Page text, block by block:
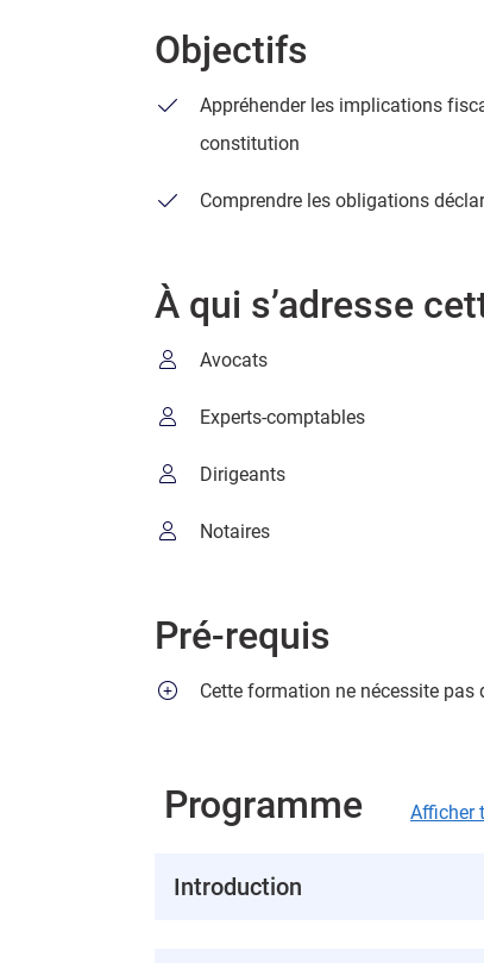
Objectifs
Appréhender les implications
constitution
Comprendre les obligations
À qui s’adresse
Avocats
Experts-comptables
Dirigeants
Notaires
Pré-requis
Cette formation ne nécessite pas
Programme Afficher
Introduction